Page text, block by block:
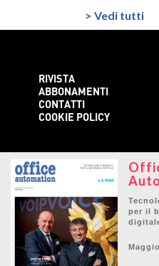
> Vedi tutti
RIVISTA
ABBONAMENTI
CONTATTI
COOKIE POLICY
per il